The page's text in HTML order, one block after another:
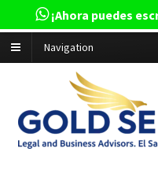
Navigation
¡Ahora puedes